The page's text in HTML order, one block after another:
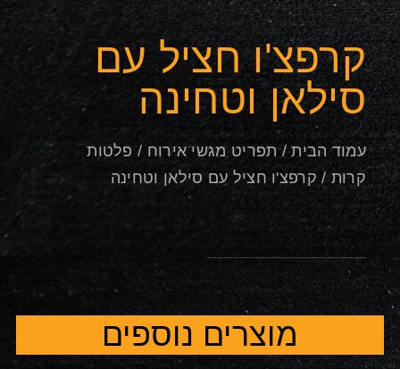
קרפצ'ו חציל עם
סילאן וטחינה
עמוד הבית/תפריט מגשי אירוח / פלטות
קרות / קרפצ'ו חציל עם סילאן וטחינה
מוצרים נוספים